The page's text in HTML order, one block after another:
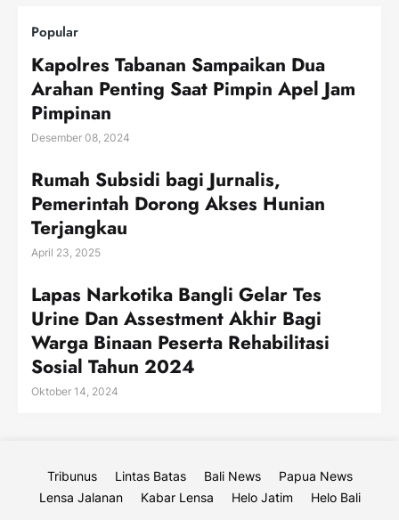
Popular
Kapolres Tabanan Sampaikan Dua
Arahan Penting Saat Pimpin Apel Jam
Pimpinan
Desember 08, 2024
Rumah Subsidi bagi Jurnalis,
Pemerintah Dorong Akses Hunian
Terjangkau
April 23, 2025
Lapas Narkotika Bangli Gelar Tes
Urine Dan Assestment Akhir Bagi
Warga Binaan Peserta Rehabilitasi
Sosial Tahun 2024
Oktober 14, 2024
Tribunus Lintas Batas Bali News
Papua News
Lensa Jalanan
Kabar Lensa Helo Jatim Helo Bali